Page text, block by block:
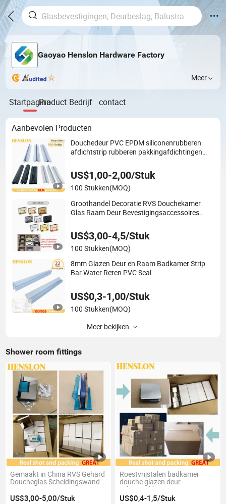
Gaoyao Henslon Hardware Factory
Meer
StartpaginaProduct Bedrijf contact
Aanbevolen Producten
Douchedeur PVC EPDM siliconenrubberen
afdichtstrip rubberen pakkingafdichtingen
US$1,00-2,00/Stuk
100 Stukken(MOQ)
Groothandel Decoratie RVS Douchekamer
Glas Raam Deur Bevestigingsaccessoires
US$3,00-4,5/Stuk
100 Stukken(MOQ)
8mm Glazen Deur en Raam Badkamer Strip
Bar Water Reten PVC Seal
US$0,3-1,00/Stuk
100 Stukken(MOQ)
Meer bekijken
Shower room fittings
Gemaakt in China RVS Gehard
Doucheglas Scheidingswand
US$3,00-5,00/Stuk
Roestvrijstalen badkamer
douche glazen deur
scharnierklem
US$0,4-1,5/Stuk